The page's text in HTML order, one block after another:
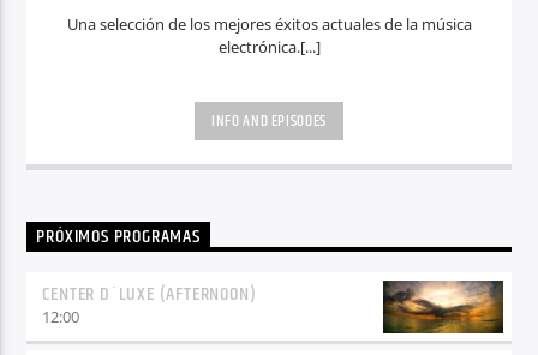
Una selección de los mejores éxitos actuales de la música
electrónica.[...]
INFO AND EPISODES
PRÓXIMOS PROGRAMAS
CENTER D´LUXE (AFTERNOON)
12:00